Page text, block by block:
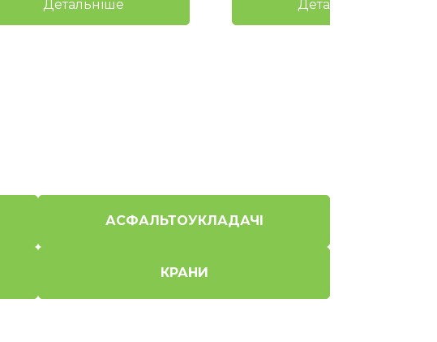
Детальніше Детальніше
АСФАЛЬТОУКЛАДАЧІ
КРАНИ